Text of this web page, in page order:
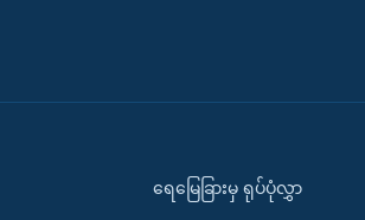
ရေမြေခြားမှ ရုပ်ပုံလွှာ